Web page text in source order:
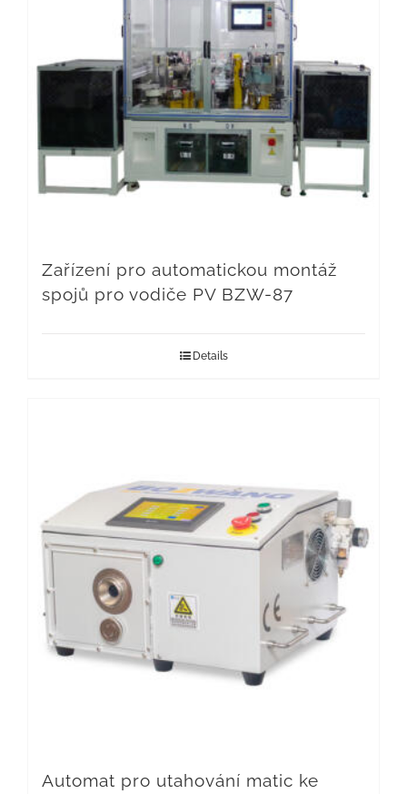
Zařízení pro automatickou montáž
spojů pro vodiče PV BZW-87
Details
Automat pro utahování matic ke